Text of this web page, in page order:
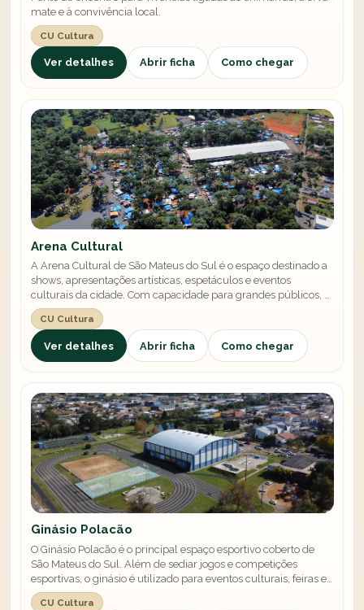
mate e à convivência local.
CU Cultura
Ver detalhes Abrir ficha Como chegar
Arena Cultural
A Arena Cultural de São Mateus do Sul é o espaço destinado a
shows, apresentações artísticas, espetáculos e eventos
culturais da cidade. Com capacidade para grandes públicos, é
palco de parte da programação do AgroSamas, do Natal Ouro
Verde e de outros eventos ao longo do ano.
CU Cultura
Ver detalhes Abrir ficha Como chegar
Ginásio Polacão
O Ginásio Polacão é o principal espaço esportivo coberto de
São Mateus do Sul. Além de sediar jogos e competições
esportivas, o ginásio é utilizado para eventos culturais, feiras e
celebrações de grande porte. Seu apelido carinhoso faz
CU Cultura